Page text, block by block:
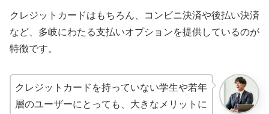
クレジットカードはもちろん、コンビニ決済や後払い決済
など、多岐にわたる支払いオプションを提供しているのが
特徴です。
クレジットカードを持っていない学生や若年
層のユーザーにとっても、大きなメリットに